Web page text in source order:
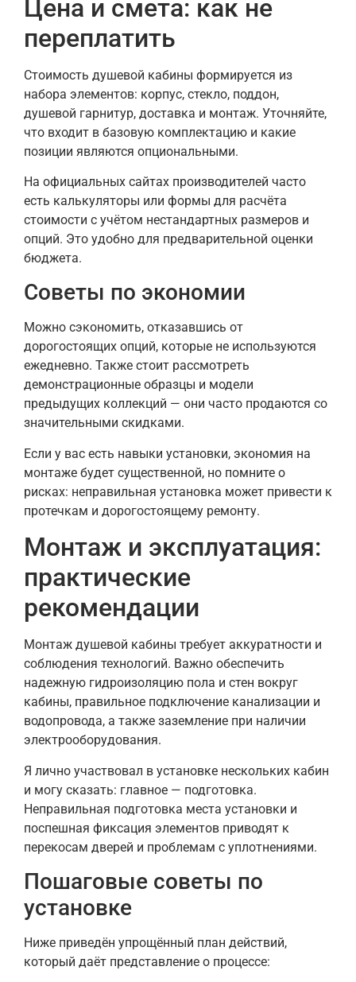
Цена и смета: как не
переплатить
Стоимость душевой кабины формируется из
набора элементов: корпус, стекло, поддон,
душевой гарнитур, доставка и монтаж. Уточняйте,
что входит в базовую комплектацию и какие
позиции являются опциональными.
На официальных сайтах производителей часто
есть калькуляторы или формы для расчёта
стоимости с учётом нестандартных размеров и
опций. Это удобно для предварительной оценки
бюджета.
Советы по экономии
Можно сэкономить, отказавшись от
дорогостоящих опций, которые не используются
ежедневно. Также стоит рассмотреть
демонстрационные образцы и модели
предыдущих коллекций — они часто продаются со
значительными скидками.
Если у вас есть навыки установки, экономия на
монтаже будет существенной, но помните о
рисках: неправильная установка может привести к
протечкам и дорогостоящему ремонту.
Монтаж и эксплуатация:
практические
рекомендации
Монтаж душевой кабины требует аккуратности и
соблюдения технологий. Важно обеспечить
надежную гидроизоляцию пола и стен вокруг
кабины, правильное подключение канализации и
водопровода, а также заземление при наличии
электрооборудования.
Я лично участвовал в установке нескольких кабин
и могу сказать: главное — подготовка.
Неправильная подготовка места установки и
поспешная фиксация элементов приводят к
перекосам дверей и проблемам с уплотнениями.
Пошаговые советы по
установке
Ниже приведён упрощённый план действий,
который даёт представление о процессе: